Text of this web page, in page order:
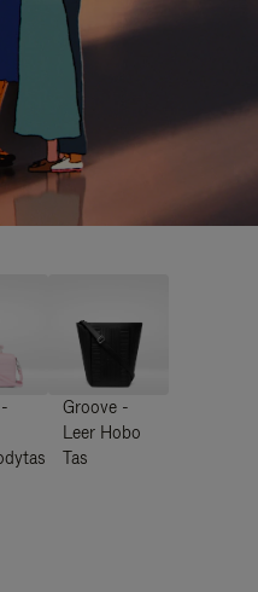
Groove -
Leer Hobo
Tas